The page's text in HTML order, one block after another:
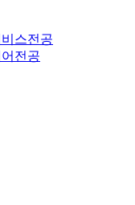
스전공
전공